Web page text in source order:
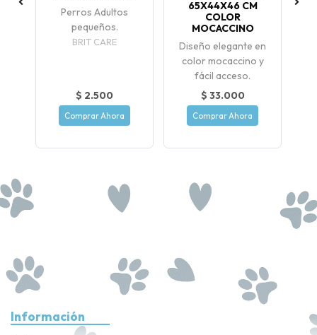
Perros Adultos
pequeños.
BRIT CARE
$ 2.500
Comprar Ahora
65X44X46 CM
COLOR
MOCACCINO
Diseño elegante en
color mocaccino y
fácil acceso.
$ 33.000
Comprar Ahora
Información